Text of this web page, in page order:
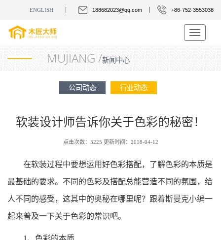
ENGLISH 188682023@qq.com +86-752-3553038
Toggle
MUJIANG /新闻中心
公司动态 行业动态
软装设计师告诉你关于色彩的秘密！
点击次数：3225 更新时间：2018-04-12
在软装过程中要想运用好色彩搭配，了解色彩的本质是
最基础的要求。不同的色彩及搭配总能营造不同的氛围，给
人不同的感受，这其中的奥秘在哪里呢？跟着斯曼克小编一
起来普及一下关于色彩的常识吧。
1、色彩的本质